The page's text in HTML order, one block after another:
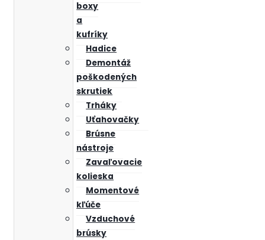
boxy
a
kufríky
Hadice
Demontáž
poškodených
skrutiek
Trháky
Uťahovačky
Brúsne
nástroje
Zavaľovacie
kolieska
Momentové
kľúče
Vzduchové
brúsky